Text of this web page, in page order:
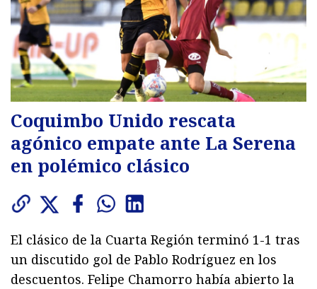
Coquimbo Unido rescata
agónico empate ante La Serena
en polémico clásico
El clásico de la Cuarta Región terminó 1-1 tras
un discutido gol de Pablo Rodríguez en los
descuentos. Felipe Chamorro había abierto la